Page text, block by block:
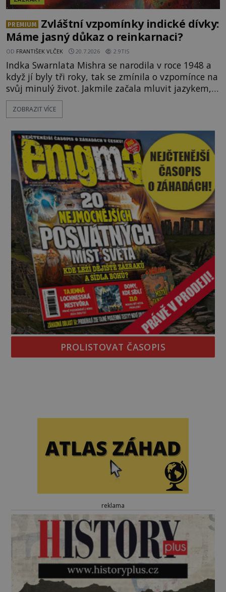
PREMIUM
Zvláštní vzpomínky indické dívky:
Máme jasný důkaz o reinkarnaci?
OD FRANTIŠEK VLČEK 20.7.2026 2.9TIS
Indka Swarnlata Mishra se narodila v roce 1948 a
když jí byly tři roky, tak se zmínila o vzpomínce na
svůj minulý život. Jakmile začala mluvit jazykem,
který nikdo nezná, začali rodiče její podivné
chování brát vážně. Je snad důkazem reinkarnace?
Na první pohled se zdá, že to bu
ZOBRAZIT VÍCE
PROLISTOVAT ČASOPIS
reklama